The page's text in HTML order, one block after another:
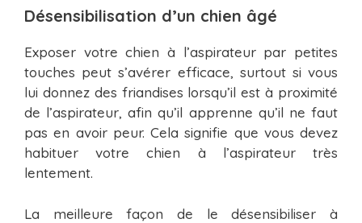
Désensibilisation d’un chien âgé
Exposer votre chien à l’aspirateur par petites
touches peut s’avérer efficace, surtout si vous
lui donnez des friandises lorsqu’il est à proximité
de l’aspirateur, afin qu’il apprenne qu’il ne faut
pas en avoir peur. Cela signifie que vous devez
habituer votre chien à l’aspirateur très
lentement.
La meilleure façon de le désensibiliser à